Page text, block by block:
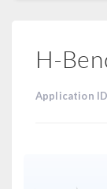
H-
Application